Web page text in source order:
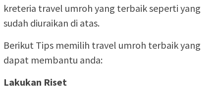
kreteria travel umroh yang terbaik seperti yang
sudah diuraikan di atas.
Berikut Tips memilih travel umroh terbaik yang
dapat membantu anda:
Lakukan Riset